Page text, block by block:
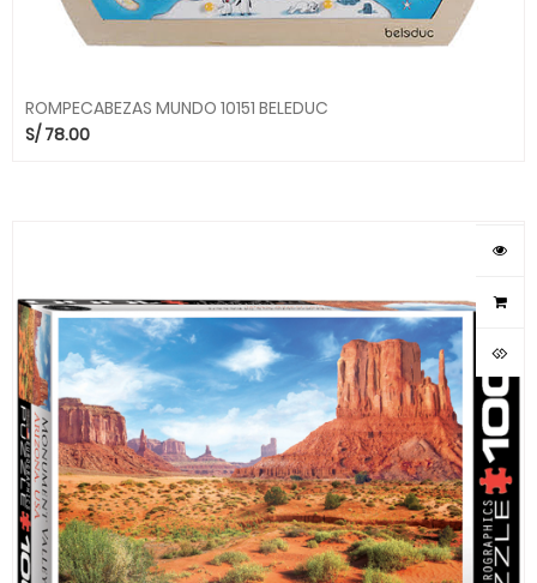
ROMPECABEZAS MUNDO 10151 BELEDUC
S/78.00